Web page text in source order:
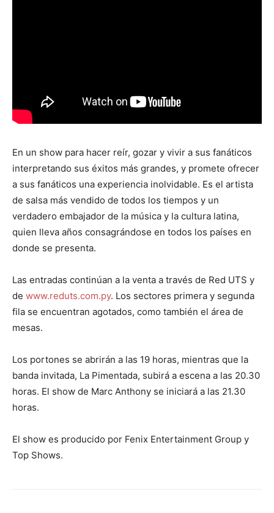
En un show para hacer reír, gozar y vivir a sus fanáticos
interpretando sus éxitos más grandes, y promete ofrecer
a sus fanáticos una experiencia inolvidable. Es el artista
de salsa más vendido de todos los tiempos y un
verdadero embajador de la música y la cultura latina,
quien lleva años consagrándose en todos los países en
donde se presenta.
Las entradas continúan a la venta a través de Red UTS y
de www.reduts.com.py. Los sectores primera y segunda
fila se encuentran agotados, como también el área de
mesas.
Los portones se abrirán a las 19 horas, mientras que la
banda invitada, La Pimentada, subirá a escena a las 20.30
horas. El show de Marc Anthony se iniciará a las 21.30
horas.
El show es producido por Fenix Entertainment Group y
Top Shows.